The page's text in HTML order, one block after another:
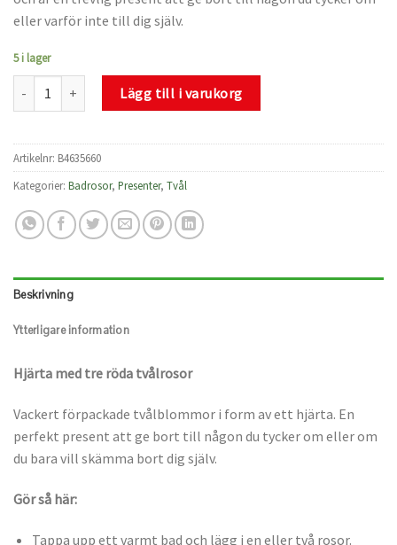
eller varför inte till dig själv.
5 i lager
Hjärta med tre röda tvålrosor mängd
Lägg till i varukorg
Artikelnr: B4635660
Kategorier: Badrosor, Presenter, Tvål
Beskrivning
Ytterligare information
Hjärta med tre röda tvålrosor
Vackert förpackade tvålblommor i form av ett hjärta. En
perfekt present att ge bort till någon du tycker om eller om
du bara vill skämma bort dig själv.
Gör så här:
Tappa upp ett varmt bad och lägg i en eller två rosor.